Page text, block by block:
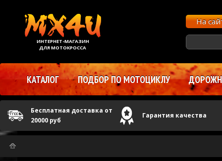
ИНТЕРНЕТ-МАГАЗИН
ДЛЯ МОТОКРОССА
На
КАТАЛОГ ПОДБОР ПО МОТОЦИКЛУ
Бесплатная доставка от
20000 руб
Гарантия качества